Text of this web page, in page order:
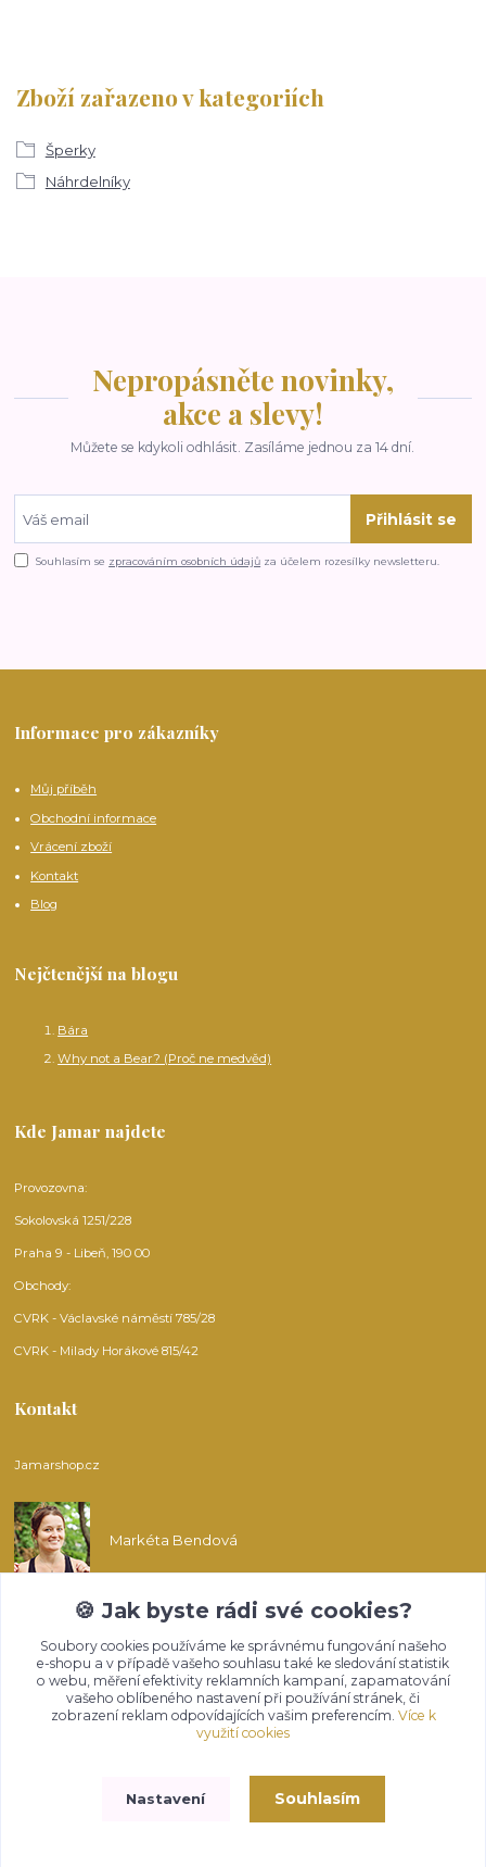
Zboží zařazeno v kategoriích
Šperky
Náhrdelníky
Nepropásněte novinky,
akce a slevy!
Můžete se kdykoli odhlásit. Zasíláme jednou za 14 dní.
Přihlásit se
Souhlasím se zpracováním osobních údajů za účelem rozesílky newsletteru.
Informace pro zákazníky
Můj příběh
Obchodní informace
Vrácení zboží
Kontakt
Blog
Nejčtenější na blogu
Bára
Why not a Bear? (Proč ne medvěd)
Kde Jamar najdete
Provozovna:
Sokolovská 1251/228
Praha 9 - Libeň, 190 00
Obchody:
CVRK - Václavské náměstí 785/28
CVRK - Milady Horákové 815/42
Kontakt
Jamarshop.cz
Markéta Bendová
info@jamarshop.cz
🍪 Jak byste rádi své cookies?
Soubory cookies používáme ke správnému fungování našeho
e-shopu a v případě vašeho souhlasu také ke sledování statistik
o webu, měření efektivity reklamních kampaní, zapamatování
vašeho oblíbeného nastavení při používání stránek, či
zobrazení reklam odpovídajících vašim preferencím. Více k
využití cookies
Nastavení Souhlasím